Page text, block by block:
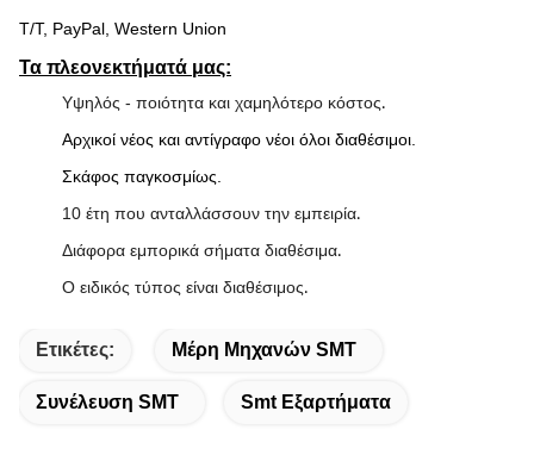
T/T, PayPal, Western Union
Τα πλεονεκτήματά μας:
Υψηλός - ποιότητα και χαμηλότερο κόστος.
Αρχικοί νέος και αντίγραφο νέοι όλοι διαθέσιμοι.
Σκάφος παγκοσμίως.
10 έτη που ανταλλάσσουν την εμπειρία.
Διάφορα εμπορικά σήματα διαθέσιμα.
Ο ειδικός τύπος είναι διαθέσιμος.
Ετικέτες: Μέρη Μηχανών SMT
Συνέλευση SMT Smt Εξαρτήματα